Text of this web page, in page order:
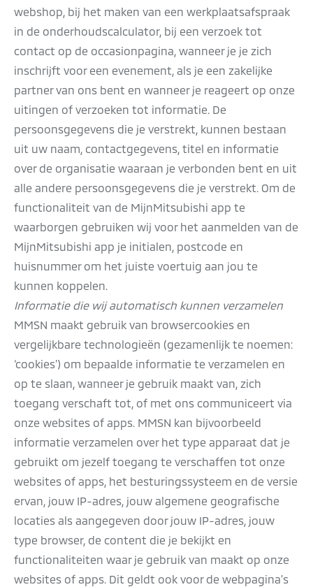
webshop, bij het maken van een werkplaatsafspraak
in de onderhoudscalculator, bij een verzoek tot
contact op de occasionpagina, wanneer je je zich
inschrijft voor een evenement, als je een zakelijke
partner van ons bent en wanneer je reageert op onze
uitingen of verzoeken tot informatie. De
persoonsgegevens die je verstrekt, kunnen bestaan
uit uw naam, contactgegevens, titel en informatie
over de organisatie waaraan je verbonden bent en uit
alle andere persoonsgegevens die je verstrekt. Om de
functionaliteit van de MijnMitsubishi app te
waarborgen gebruiken wij voor het aanmelden van de
MijnMitsubishi app je initialen, postcode en
huisnummer om het juiste voertuig aan jou te
kunnen koppelen.
Informatie die wij automatisch kunnen verzamelen
MMSN maakt gebruik van browsercookies en
vergelijkbare technologieën (gezamenlijk te noemen:
‘cookies’) om bepaalde informatie te verzamelen en
op te slaan, wanneer je gebruik maakt van, zich
toegang verschaft tot, of met ons communiceert via
onze websites of apps. MMSN kan bijvoorbeeld
informatie verzamelen over het type apparaat dat je
gebruikt om jezelf toegang te verschaffen tot onze
websites of apps, het besturingssysteem en de versie
ervan, jouw IP-adres, jouw algemene geografische
locaties als aangegeven door jouw IP-adres, jouw
type browser, de content die je bekijkt en
functionaliteiten waar je gebruik van maakt op onze
websites of apps. Dit geldt ook voor de webpagina’s